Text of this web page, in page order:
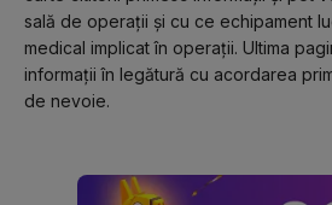
sală de operații și cu ce echipament
medical implicat în operații. Ultima
informații în legătură cu acordarea
de nevoie.